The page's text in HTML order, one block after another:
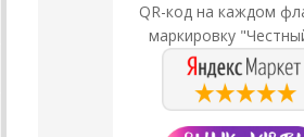
QR-код на каждом
маркировку